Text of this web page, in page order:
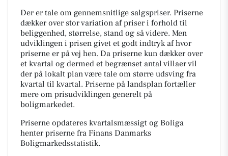
Der er tale om gennemsnitlige salgspriser. Priserne
dækker over stor variation af priser i forhold til
beliggenhed, størrelse, stand og så videre. Men
udviklingen i prisen givet et godt indtryk af hvor
priserne er på vej hen. Da priserne kun dækker over
et kvartal og dermed et begrænset antal villaer vil
der på lokalt plan være tale om større udsving fra
kvartal til kvartal. Priserne på landsplan fortæller
mere om prisudviklingen generelt på
boligmarkedet.
Priserne opdateres kvartalsmæssigt og Boliga
henter priserne fra Finans Danmarks
Boligmarkedsstatistik.